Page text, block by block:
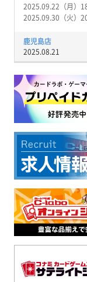
2025.09.22（月）
2025.09.30（火）
鹿児島店
2025.08.21